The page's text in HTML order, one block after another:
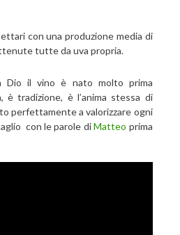
con una produzione media di
tutte da uva propria.
Dio il vino è nato molto prima
è tradizione, è l’anima stessa di
perfettamente a valorizzare ogni
con le parole diMatteo prima